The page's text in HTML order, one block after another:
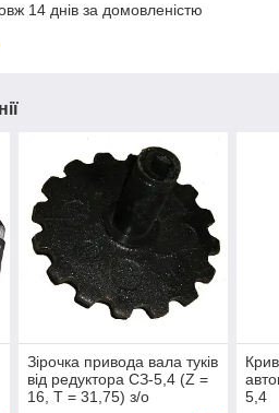
14 днів за домовленістю
Зірочка привода вала туків
від редуктора СЗ-5,4 (Z =
16, T = 31,75) з/о
5,4